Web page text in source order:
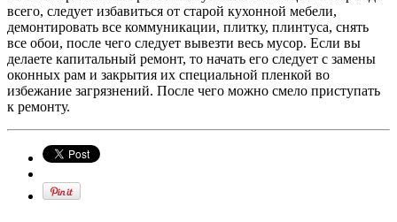
всего, следует избавиться от старой кухонной мебели,
демонтировать все коммуникации, плитку, плинтуса, снять
все обои, после чего следует вывезти весь мусор. Если вы
делаете капитальный ремонт, то начать его следует с замены
оконных рам и закрытия их специальной пленкой во
избежание загрязнений. После чего можно смело приступать
к ремонту.